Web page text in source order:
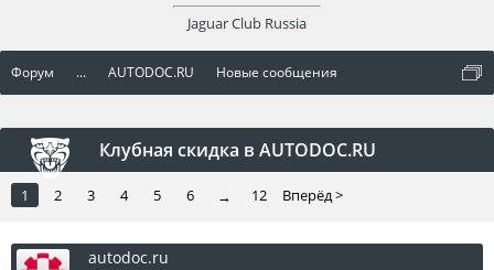
Форум ... AUTODOC.RU Новые сообщения
Клубная скидка в AUTODOC.RU
1 2 3 4 5 6 → 12 Вперёд >
autodoc.ru
Jaguar Club Russia
оват